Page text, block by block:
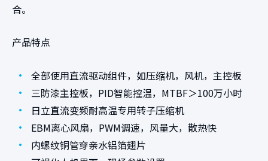
合。
产品特点
• 全部使用直流驱动组件，如压缩机，风机，主控板
• 三防漆主控板，PID智能控温，MTBF＞100万小时
• 日立直流变频耐高温专用转子压缩机
• EBM离心风扇，PWM调速，风量大，散热快
• 内螺纹铜管穿亲水铝箔翅片